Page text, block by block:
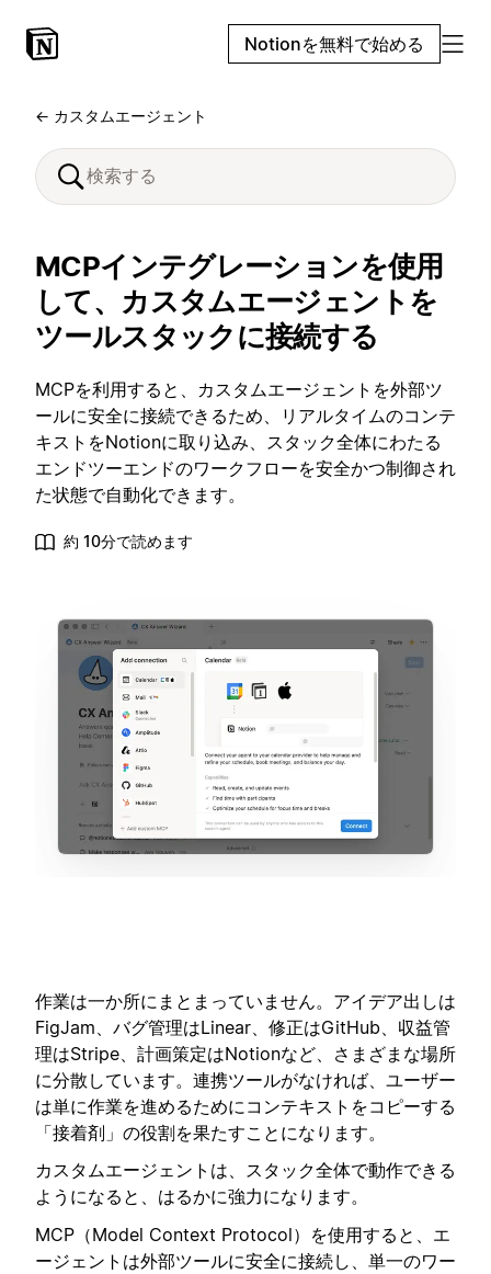
Notionを無料で始める
← カスタムエージェント
MCPインテグレーションを使用
して、カスタムエージェントを
ツールスタックに接続する
MCPを利用すると、カスタムエージェントを外部ツ
ールに安全に接続できるため、リアルタイムのコンテ
キストをNotionに取り込み、スタック全体にわたる
エンドツーエンドのワークフローを安全かつ制御され
た状態で自動化できます。
約 10分で読めます
作業は一か所にまとまっていません。アイデア出しは
FigJam、バグ管理はLinear、修正はGitHub、収益管
理はStripe、計画策定はNotionなど、さまざまな場所
に分散しています。連携ツールがなければ、ユーザー
は単に作業を進めるためにコンテキストをコピーする
「接着剤」の役割を果たすことになります。
カスタムエージェントは、スタック全体で動作できる
ようになると、はるかに強力になります。
MCP（Model Context Protocol）を使用すると、エ
ージェントは外部ツールに安全に接続し、単一のワー